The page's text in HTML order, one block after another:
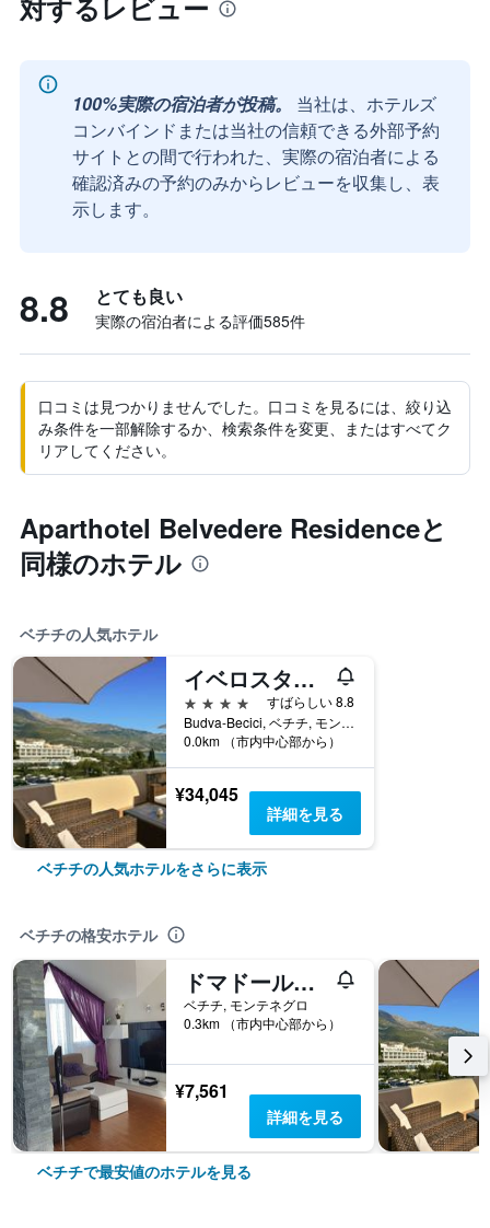
対するレビュー
100%実際の宿泊者が投稿。
当社は、ホテルズ
コンバインドまたは当社の信頼できる外部予約
サイトとの間で行われた、実際の宿泊者による
確認済みの予約のみからレビューを収集し、表
示します。
8.8 とても良い
実際の宿泊者による評価585​件
口コミは見つかりませんでした。口コミを見るには、絞り込
み条件を一部解除するか、検索条件を変更、またはすべてク
リアしてください。
Aparthotel Belvedere Residenceと
同様のホテル
ベチチの人気ホテル
イベロスター ウェーブス ベルビュー
4つ星
すばらしい 8.8
Budva-Becici, ベチチ, モンテネグロ
0.0km （市内中心部から）
¥34,045
詳細を見る
ベチチの人気ホテルをさらに表示
ベチチの格安ホテル
ドマドールルームズ＆アパートメント
ベチチ, モンテネグロ
0.3km （市内中心部から）
¥7,561
詳細を見る
ベチチで最安値のホテルを見る